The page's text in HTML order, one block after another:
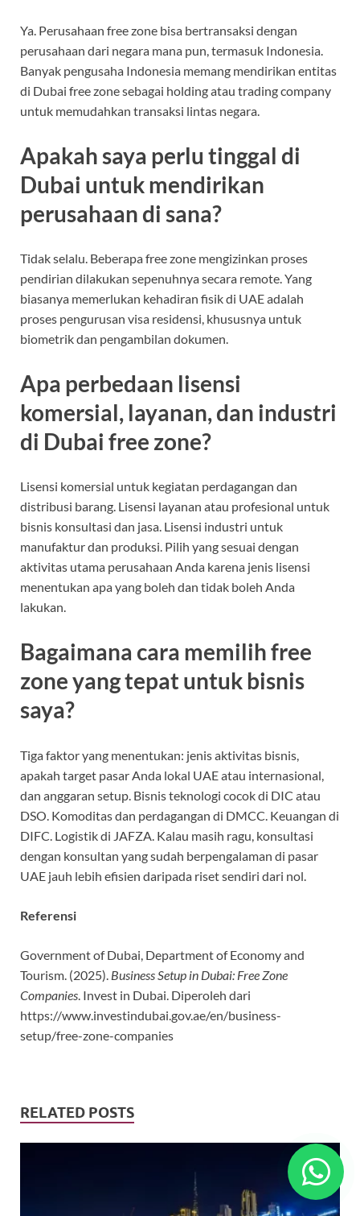
Ya. Perusahaan free zone bisa bertransaksi dengan
perusahaan dari negara mana pun, termasuk Indonesia.
Banyak pengusaha Indonesia memang mendirikan entitas
di Dubai free zone sebagai holding atau trading company
untuk memudahkan transaksi lintas negara.
Apakah saya perlu tinggal di
Dubai untuk mendirikan
perusahaan di sana?
Tidak selalu. Beberapa free zone mengizinkan proses
pendirian dilakukan sepenuhnya secara remote. Yang
biasanya memerlukan kehadiran fisik di UAE adalah
proses pengurusan visa residensi, khususnya untuk
biometrik dan pengambilan dokumen.
Apa perbedaan lisensi
komersial, layanan, dan industri
di Dubai free zone?
Lisensi komersial untuk kegiatan perdagangan dan
distribusi barang. Lisensi layanan atau profesional untuk
bisnis konsultasi dan jasa. Lisensi industri untuk
manufaktur dan produksi. Pilih yang sesuai dengan
aktivitas utama perusahaan Anda karena jenis lisensi
menentukan apa yang boleh dan tidak boleh Anda
lakukan.
Bagaimana cara memilih free
zone yang tepat untuk bisnis
saya?
Tiga faktor yang menentukan: jenis aktivitas bisnis,
apakah target pasar Anda lokal UAE atau internasional,
dan anggaran setup. Bisnis teknologi cocok di DIC atau
DSO. Komoditas dan perdagangan di DMCC. Keuangan di
DIFC. Logistik di JAFZA. Kalau masih ragu, konsultasi
dengan konsultan yang sudah berpengalaman di pasar
UAE jauh lebih efisien daripada riset sendiri dari nol.
Referensi
Government of Dubai, Department of Economy and
Tourism. (2025). Business Setup in Dubai: Free Zone
Companies . Invest in Dubai. Diperoleh dari
https://www.investindubai.gov.ae/en/business-
setup/free-zone-companies
RELATED POSTS